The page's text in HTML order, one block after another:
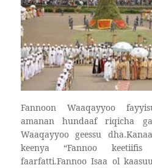
Fannoon Waaqayyoo
amanan hundaaf riqicha
Waaqayyoo geessu
keenya “Fannoo
faarfatti.Fannoo Isaa ol